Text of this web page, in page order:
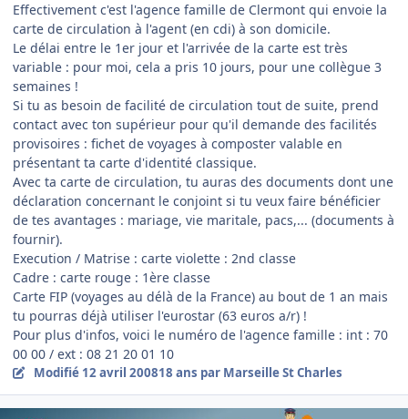
Effectivement c'est l'agence famille de Clermont qui envoie la
carte de circulation à l'agent (en cdi) à son domicile.
Le délai entre le 1er jour et l'arrivée de la carte est très
variable : pour moi, cela a pris 10 jours, pour une collègue 3
semaines !
Si tu as besoin de facilité de circulation tout de suite, prend
contact avec ton supérieur pour qu'il demande des facilités
provisoires : fichet de voyages à composter valable en
présentant ta carte d'identité classique.
Avec ta carte de circulation, tu auras des documents dont une
déclaration concernant le conjoint si tu veux faire bénéficier
de tes avantages : mariage, vie maritale, pacs,... (documents à
fournir).
Execution / Matrise : carte violette : 2nd classe
Cadre : carte rouge : 1ère classe
Carte FIP (voyages au délà de la France) au bout de 1 an mais
tu pourras déjà utiliser l'eurostar (63 euros a/r) !
Pour plus d'infos, voici le numéro de l'agence famille : int : 70
00 00 / ext : 08 21 20 01 10
Modifié 12 avril 200818 ans par Marseille St Charles